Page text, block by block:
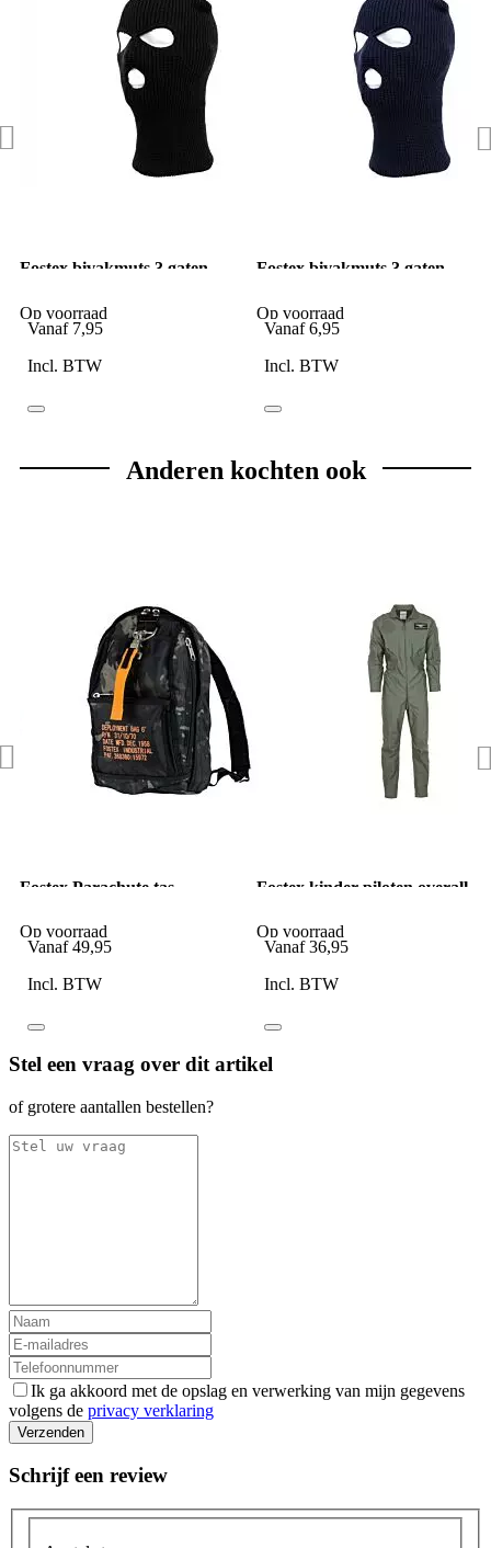
Fostex bivakmuts 3 gaten
Op voorraad
Vanaf 7,95
Incl. BTW
Fostex bivakmuts 3 gaten
Op voorraad
Vanaf 6,95
Incl. BTW
Anderen kochten ook
Fostex Parachute tas
Op voorraad
Vanaf 49,95
Incl. BTW
Fostex kinder piloten overall
Op voorraad
Vanaf 36,95
Incl. BTW
Stel een vraag over dit artikel
of grotere aantallen bestellen?
Ik ga akkoord met de opslag en verwerking van mijn gegevens
volgens de privacy verklaring
Verzenden
Schrijf een review